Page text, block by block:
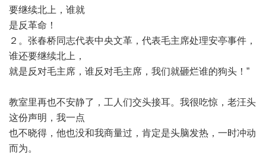
要继续北上，谁就
是反革命！
２。张春桥同志代表中央文革，代表毛主席处理安亭事件，
谁还要继续北上，
就是反对毛主席，谁反对毛主席，我们就砸烂谁的狗头！ ”
教室里再也不安静了，工人们交头接耳。我很吃惊，老汪头
这份声明，我一点
也不晓得，他也没和我商量过，肯定是头脑发热，一时冲动
而为。